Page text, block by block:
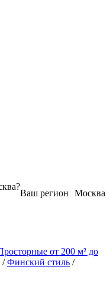
Москва
Ваш регион
?
от 200 м² до
/Финский стиль /